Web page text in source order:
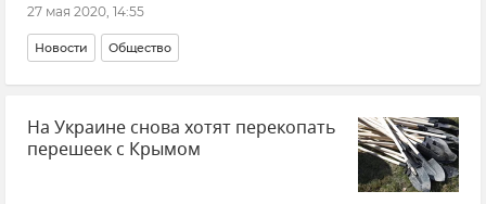
27 мая 2020, 14:55
Новости Общество
На Украине снова хотят перекопать
перешеек с Крымом